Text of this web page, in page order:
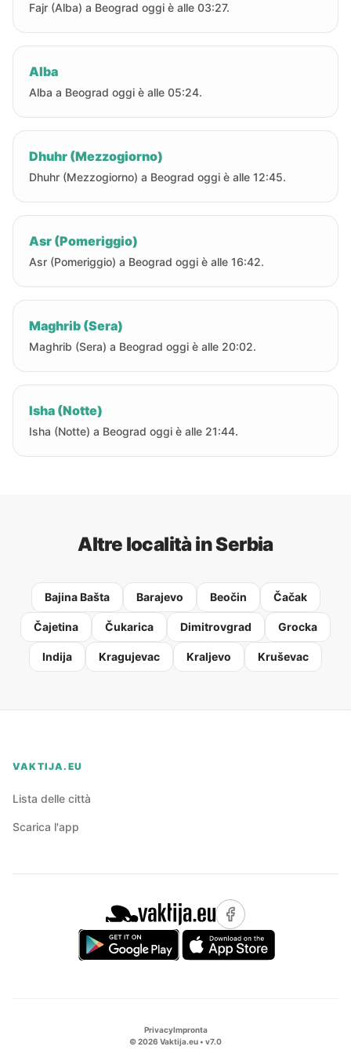
Fajr (Alba) a Beograd oggi è alle 03:27.
Alba
Alba a Beograd oggi è alle 05:24.
Dhuhr (Mezzogiorno)
Dhuhr (Mezzogiorno) a Beograd oggi è alle 12:45.
Asr (Pomeriggio)
Asr (Pomeriggio) a Beograd oggi è alle 16:42.
Maghrib (Sera)
Maghrib (Sera) a Beograd oggi è alle 20:02.
Isha (Notte)
Isha (Notte) a Beograd oggi è alle 21:44.
Altre località in Serbia
Bajina Bašta Barajevo Beočin Čačak
Čajetina Čukarica Dimitrovgrad Grocka
Indija Kragujevac Kraljevo Kruševac
VAKTIJA.EU
Lista delle città
Scarica l'app
PrivacyImpronta
©2026 Vaktija.eu • v7.0